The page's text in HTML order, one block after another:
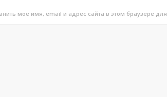
моё имя, email и адрес сайта в этом браузере